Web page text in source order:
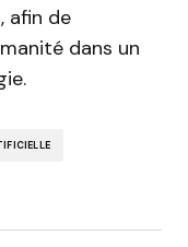
afin de
dans un